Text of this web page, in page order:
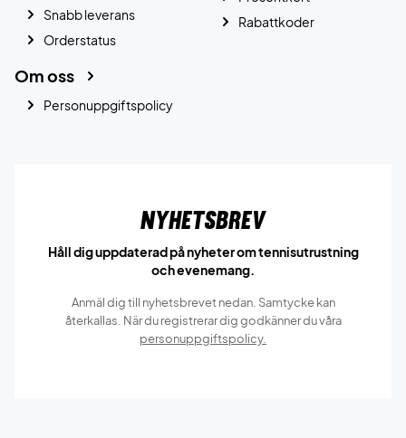
Snabb leverans
Orderstatus
Rabattkoder
Om oss
Personuppgiftspolicy
Nyhetsbrev
Håll dig uppdaterad på nyheter om tennisutrustning
och evenemang.
Anmäl dig till nyhetsbrevet nedan. Samtycke kan
återkallas. När du registrerar dig godkänner du våra
personuppgiftspolicy.